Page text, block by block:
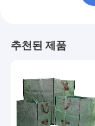
추천된 제품